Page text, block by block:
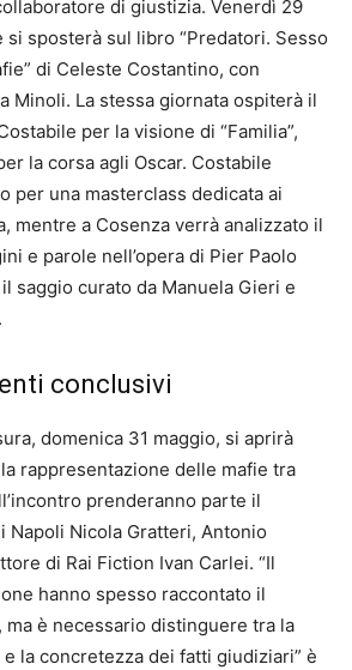
di giustizia. Venerdì 29
si sposterà sul libro “Predatori. Sesso
di Celeste Costantino, con
Minoli. La stessa giornata ospiterà il
per la visione di “Familia”,
la corsa agli Oscar. Costabile
per una masterclass dedicata ai
mentre a Cosenza verrà analizzato il
e parole nell’opera di Pier Paolo
saggio curato da Manuela Gieri e
conclusivi
domenica 31 maggio, si aprirà
rappresentazione delle mafie tra
prenderanno parte il
Napoli Nicola Gratteri, Antonio
di Rai Fiction Ivan Carlei. “Il
hanno spesso raccontato il
è necessario distinguere tra la
la concretezza dei fatti giudiziari” è